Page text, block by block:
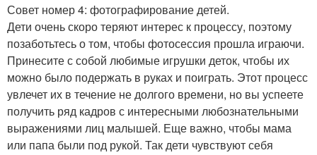
Совет номер 4: фотографирование детей.
Дети очень скоро теряют интерес к процессу, поэтому
позаботьтесь о том, чтобы фотосессия прошла играючи.
Принесите с собой любимые игрушки деток, чтобы их
можно было подержать в руках и поиграть. Этот процесс
увлечет их в течение не долгого времени, но вы успеете
получить ряд кадров с интересными любознательными
выражениями лиц малышей. Еще важно, чтобы мама
или папа были под рукой. Так дети чувствуют себя